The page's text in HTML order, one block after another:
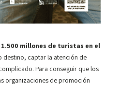
1.500 millones de turistas en el
destino, captar la atención de
Para conseguir que los
organizaciones de promoción